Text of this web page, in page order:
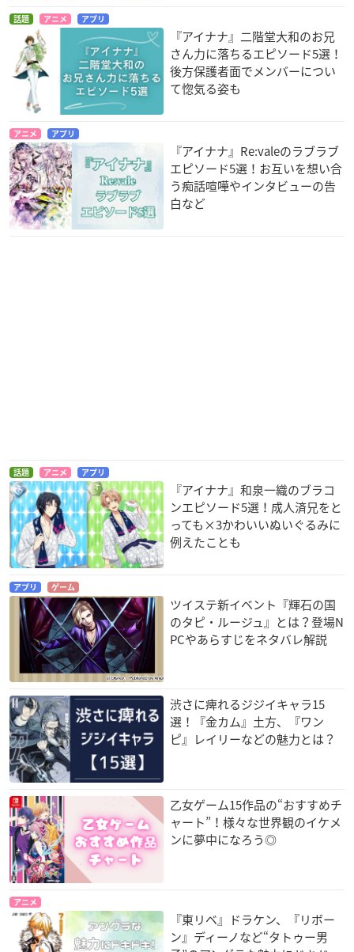
話題 アニメ アプリ
『アイナナ』二階堂大和のお兄
さん力に落ちるエピソード5選！
後方保護者面でメンバーについ
て惚気る姿も
アニメ アプリ
『アイナナ』Re:valeのラブラブ
エピソード5選！お互いを想い合
う痴話喧嘩やインタビューの告
白など
話題 アニメ アプリ
『アイナナ』和泉一織のブラコ
ンエピソード5選！成人済兄をと
っても×3かわいいぬいぐるみに
例えたことも
アプリ ゲーム
ツイステ新イベント『輝石の国
のタピ・ルージュ』とは？登場N
PCやあらすじをネタバレ解説
渋さに痺れるジジイキャラ15
選！『金カム』土方、『ワン
ピ』レイリーなどの魅力とは？
乙女ゲーム15作品の“おすすめチ
ャート”！様々な世界観のイケメ
ンに夢中になろう◎
アニメ
『東リベ』ドラケン、『リボー
ン』ディーノなど“タトゥー男